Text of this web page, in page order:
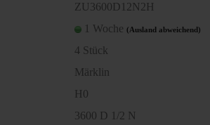
ZU3600D12N2H
1 Woche (Ausland abweichend)
4 Stück
Märklin
H0
3600 D 1/2 N